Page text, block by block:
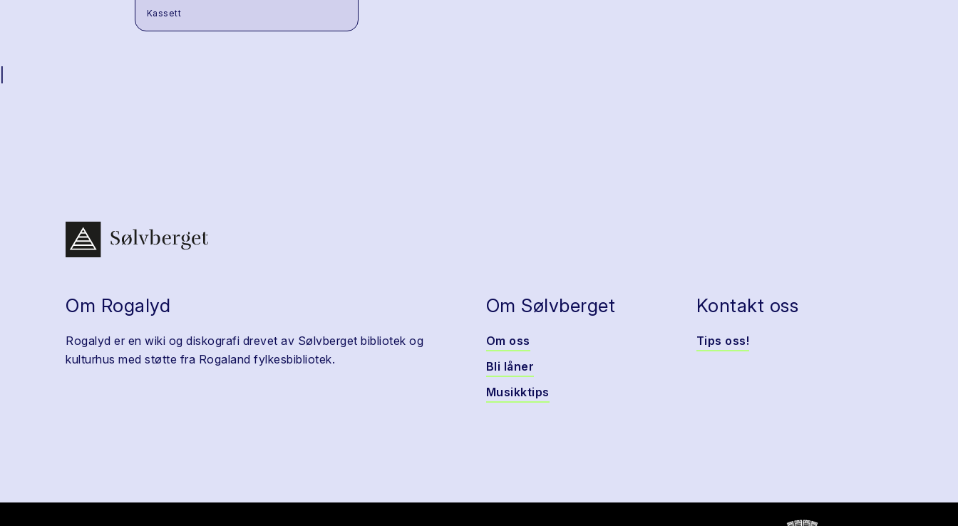
Kassett
Om Rogalyd
Rogalyd er en wiki og diskografi drevet av Sølvberget bibliotek og
kulturhus med støtte fra Rogaland fylkesbibliotek.
Om Sølvberget
Om oss
Bli låner
Musikktips
Kontakt oss
Tips oss!